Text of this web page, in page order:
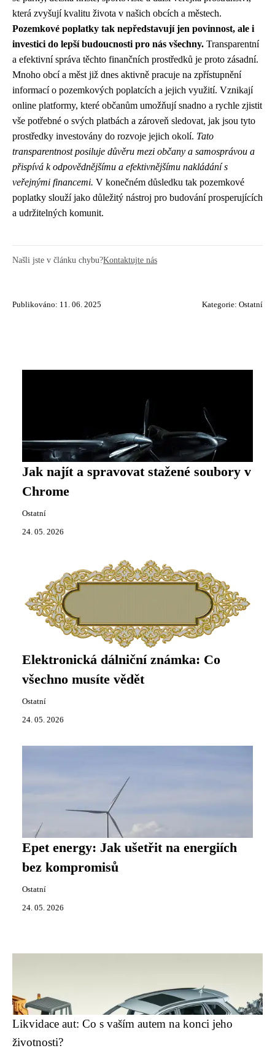
která zvyšují kvalitu života v našich obcích a městech.
Pozemkové poplatky tak nepředstavují jen povinnost, ale i
investici do lepší budoucnosti pro nás všechny. Transparentní
a efektivní správa těchto finančních prostředků je proto zásadní.
Mnoho obcí a měst již dnes aktivně pracuje na zpřístupnění
informací o pozemkových poplatcích a jejich využití. Vznikají
online platformy, které občanům umožňují snadno a rychle zjistit
vše potřebné o svých platbách a zároveň sledovat, jak jsou tyto
prostředky investovány do rozvoje jejich okolí. Tato
transparentnost posiluje důvěru mezi občany a samosprávou a
přispívá k odpovědnějšímu a efektivnějšímu nakládání s
veřejnými financemi. V konečném důsledku tak pozemkové
poplatky slouží jako důležitý nástroj pro budování prosperujících
a udržitelných komunit.
Našli jste v článku chybu?Kontaktujte nás
Publikováno: 11. 06. 2025 Kategorie: Ostatní
Jak najít a spravovat stažené soubory v
Chrome
Ostatní
24. 05. 2026
Elektronická dálniční známka: Co
všechno musíte vědět
Ostatní
24. 05. 2026
Epet energy: Jak ušetřit na energiích
bez kompromisů
Ostatní
24. 05. 2026
Likvidace aut: Co s vaším autem na konci jeho
životnosti?